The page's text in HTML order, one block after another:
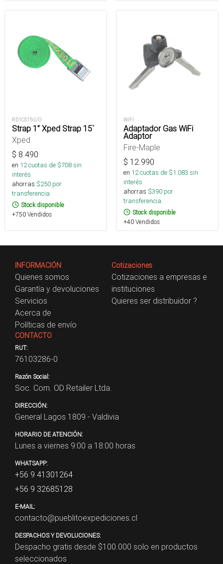
RD1CS15G/O
Strap 1” Xped Strap 15`
Xped
$ 8.490
en 12cuotas de $708sin
interés
ahorras $250 por
transferencia.
Stock disponible
+750 Vendidos
WIFI
Adaptador Gas WiFi
Adaptor
Fire-Maple
$ 12.990
en 12cuotas de $1.083 sin
interés
ahorras $390 por
transferencia.
Stock disponible
+40 Vendidos
INFORMACIÓN
Quienes somos
Garantía y devoluciones
Servicios
Acerca de
Políticas de envío
Cotizaciones
Cotizaciones a empresas e
instituciones
Quieres ser distribuidor ?
CONTACTO
RUT:
76103286-0
Razón Social:
Soc. Com. OD Retailer Ltda.
DIRECCIÓN:
General Lagos 1809 - Valdivia
HORARIO DE ATENCIÓN:
Lunes a viernes 9:00 a 18:00 horas
WHATSAPP:
+56 9 41301264
+56 9 32685128
E-MAIL:
contacto@pueblitoexpediciones.cl
DESPACHOS Y DEVOLUCIONES:
Despacho gratis desde $100.000 solo en productos
seleccionados